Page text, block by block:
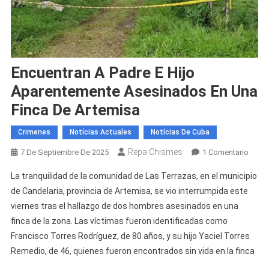
Encuentran A Padre E Hijo
Aparentemente Asesinados En Una
Finca De Artemisa
Crimenes Notícias Actuales Notícias De Cuba
7 De Septiembre De 2025 Repa Chismes 1 ComentarioEn
A
La tranquilidad de la comunidad de Las Terrazas, en el municipio
de Candelaria, provincia de Artemisa, se vio interrumpida este
viernes tras el hallazgo de dos hombres asesinados en una
finca de la zona. Las víctimas fueron identificadas como
Francisco Torres Rodríguez, de 80 años, y su hijo Yaciel Torres
Remedio, de 46, quienes fueron encontrados sin vida en la finca